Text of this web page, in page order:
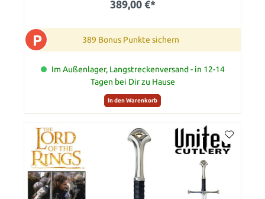
389,00 €*
P 389 Bonus Punkte sichern
Im Außenlager, Langstreckenversand - in 12-14
Tagen bei Dir zu Hause
In den Warenkorb